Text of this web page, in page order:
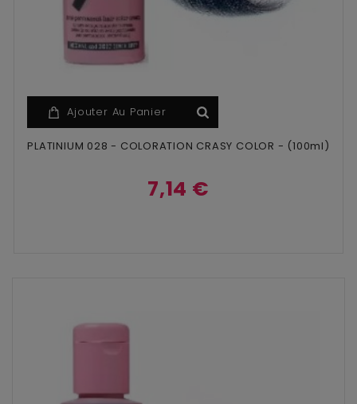
Ajouter Au Panier
PLATINIUM 028 - COLORATION CRASY COLOR - (100ml)
7,14 €